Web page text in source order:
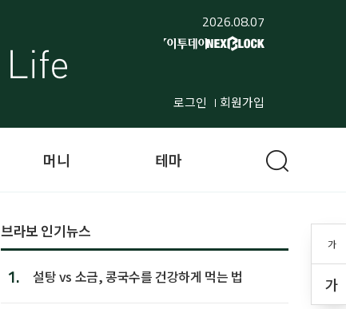
2026.08.07
로그인 회원가입
가
가
머니 테마
브라보 인기뉴스
1. 설탕 vs 소금, 콩국수를 건강하게 먹는 법